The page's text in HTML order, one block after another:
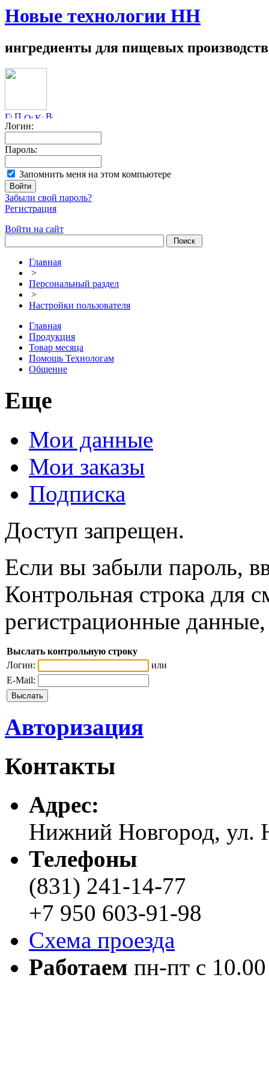
Новые технологии НН
ингредиенты для пищевых производств
Логин:
Пароль:
Запомнить меня на этом компьютере
Забыли свой пароль?
Регистрация
Войти на сайт
Главная
>
Персональный раздел
>
Настройки пользователя
Главная
Продукция
Товар месяца
Помощь Технологам
Общение
Еще
Мои данные
Мои заказы
Подписка
Доступ запрещен.
Если вы забыли пароль,
Контрольная строка для
регистрационные
Выслать контрольную строку
Логин:
или
E-Mail:
Авторизация
Контакты
Адреc:
Нижний Новгород, ул.
Телефоны
(831) 241-14-77
+7 950 603-91-98
Схема проезда
Работаем пн-пт с